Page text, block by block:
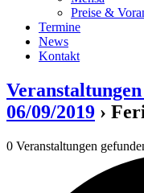
Preise &
Termine
News
Kontakt
06/09/2019 ›
0 Veranstaltungen